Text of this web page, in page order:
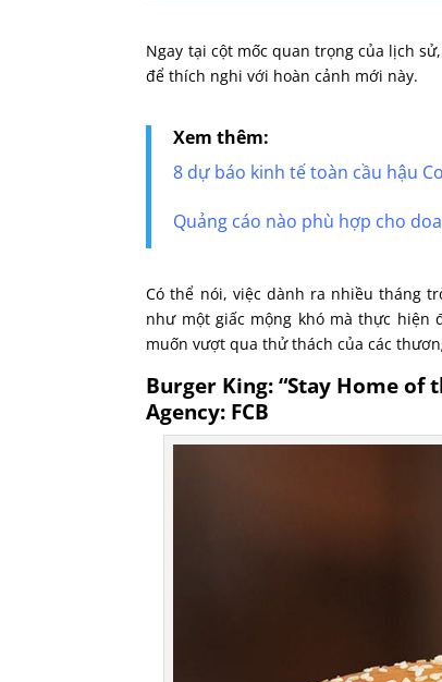
Ngay tại cột mốc quan trọng của lịch
để thích nghi với hoàn cảnh mới này.
Xem thêm:
8 dự báo kinh tế toàn cầu hậu
Quảng cáo nào phù hợp cho
Có thể nói, việc dành ra nhiều tháng
như một giấc mộng khó mà thực hiện
muốn vượt qua thử thách của các
Burger King: “Stay Home of
Agency: FCB